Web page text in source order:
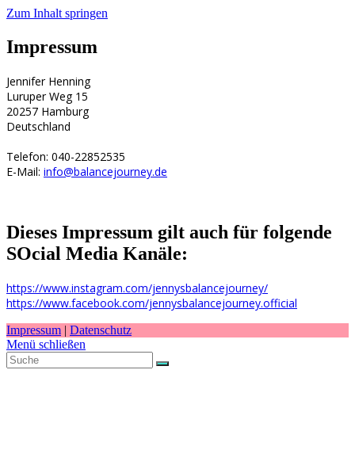
Zum Inhalt springen
Impressum
Jennifer Henning
Luruper Weg 15
20257 Hamburg
Deutschland
Telefon: 040-22852535
E-Mail: info@balancejourney.de
Dieses Impressum gilt auch für folgende
SOcial Media Kanäle:
https://www.instagram.com/jennysbalancejourney/
https://www.facebook.com/jennysbalancejourney.official
Impressum | Datenschutz
Menü schließen